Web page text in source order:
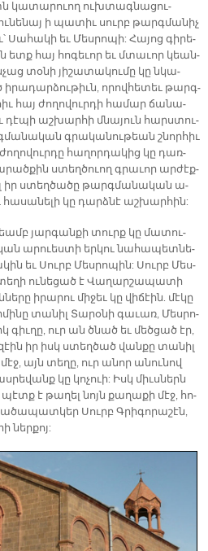
կա­տա­րուող ուխ­տագ­նա­ցու­
ի պա­տիւ սուրբ թարգ­մա­նիչ
Սա­հա­կի եւ Մես­րո­պի: Հա­յոց գի­րե­
ետք հայ հո­գե­ւոր եւ մտա­ւոր կեան­
տօ­նի յի­շա­տա­կու­մը կը նկա­
ի­րա­դար­ձու­թիւ­ն, ո­րով­հե­տեւ թարգ­
հայ ժո­ղո­վուր­դի հա­մար ճա­նա­
դէ­պի աշ­խար­հի մնա­յուն հարս­տու­
գրա­կա­նու­թեան շնոր­հիւ
ժո­ղո­վուր­դը հա­ղոր­դա­կից կը դառ­
ստեղ­ծուող գրա­ւոր ար­ժէք­
իր ստեղ­ծա­ծը թարգ­մա­նա­կան ա­
հա­սա­նե­լի կը դարձ­նէ աշ­խար­հին:
յար­գան­քի տուրք կը մա­տու­
ա­րուես­տի եր­կու նա­հա­պետ­նե­
եւ Սուրբ Մես­րո­պին: Սուրբ Մես­
ու­նե­ցած է Վա­ղար­շա­պա­տի
ի­րա­րու մի­ջեւ կը վի­ճէին. մէ­կը
տա­նիլ Տա­րօ­նի գա­ւառ, Մես­րո­
գիւ­ղը, ուր ան ծնած եւ մե­ծցած էր,
իր իսկ ստեղ­ծած վան­քը տա­նիլ
այն տե­ղը, ուր ա­նոր ա­նու­նով
կը կո­չուի: Իսկ միւս­ներն
պէտք է թա­ղել նոյն քա­ղա­քի մէջ, հո­
Սուրբ Գրի­գո­րա­շէն,
ներ­քոյ: